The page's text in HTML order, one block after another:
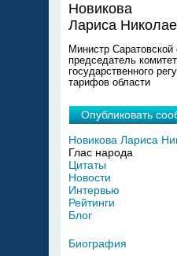
Новикова
Лариса
Министр Саратовской
председатель
государственного
тарифов области
Опубликовать
Новикова Лариса
Глас народа
Цитаты
Новости
Интервью
Рейтинги
Блог
Биография